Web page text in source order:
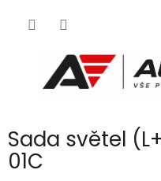
Sada světel
01C